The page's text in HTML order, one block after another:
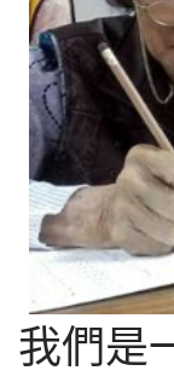
我們是